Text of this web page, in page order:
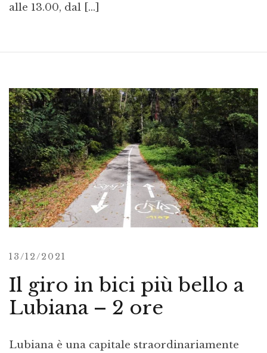
alle 13.00, dal […]
13/12/2021
Il giro in bici più bello a
Lubiana – 2 ore
Lubiana è una capitale straordinariamente